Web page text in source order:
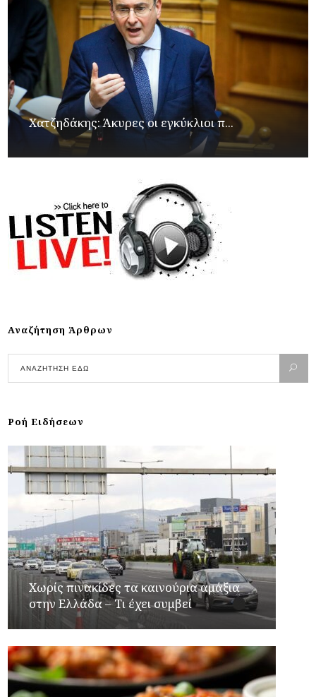
Xατζηδάκης: Άκυρες οι εγκύκλιοι π...
Αναζήτηση Άρθρων
Ροή Ειδήσεων
Χωρίς πινακίδες τα καινούρια αμάξια
στην Ελλάδα – Τι έχει συμβεί